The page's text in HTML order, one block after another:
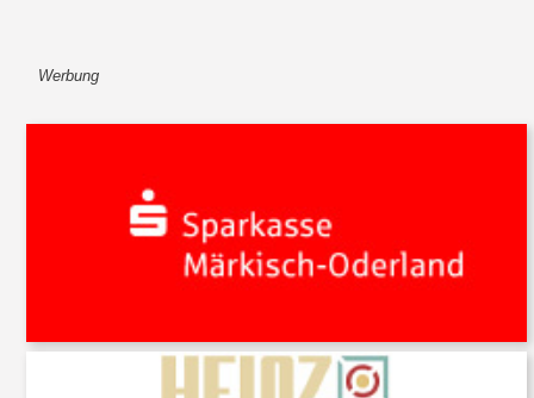
Werbung